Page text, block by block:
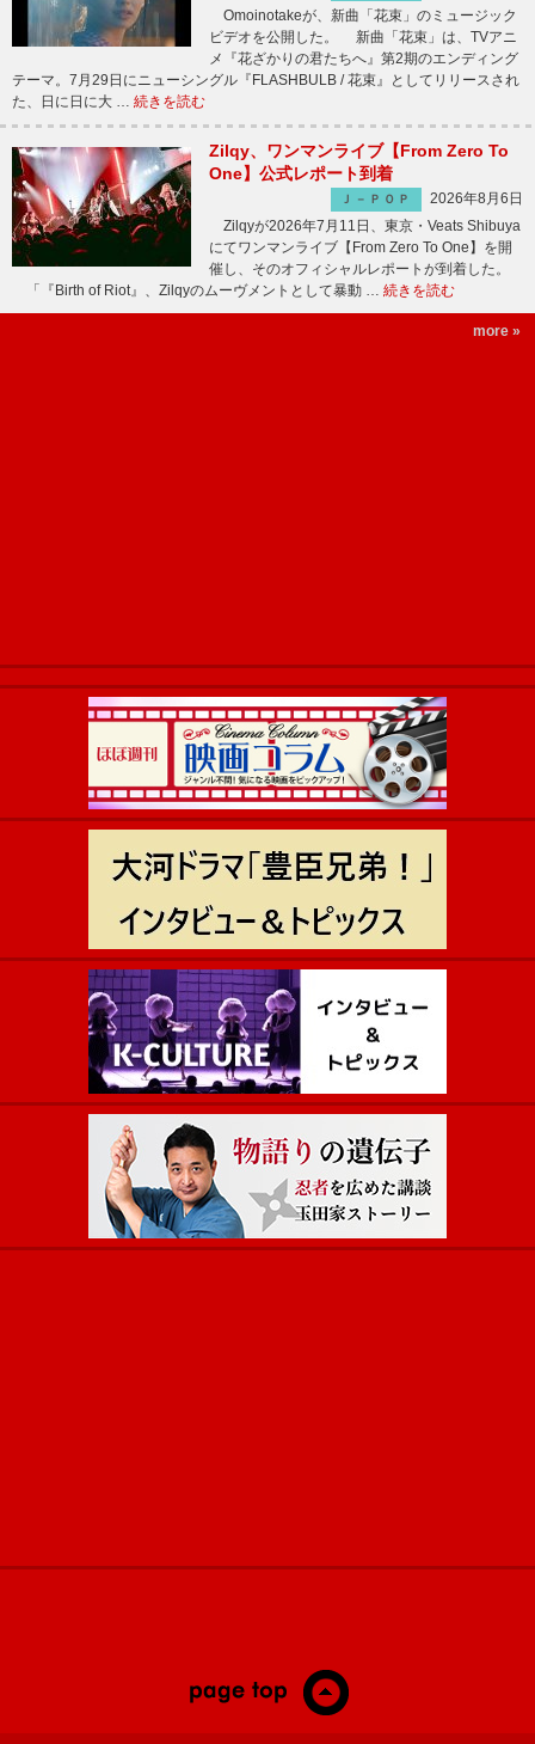
Omoinotakeが、新曲「花束」のミュージック
ビデオを公開した。 新曲「花束」は、TVアニ
メ『花ざかりの君たちへ』第2期のエンディング
テーマ。7月29日にニューシングル『FLASHBULB / 花束』としてリリースされ
た、日に日に大 … 続きを読む
Zilqy、ワンマンライブ【From Zero To
One】公式レポート到着
Ｊ－ＰＯＰ
2026年8月6日
Zilqyが2026年7月11日、東京・Veats Shibuya
にてワンマンライブ【From Zero To One】を開
催し、そのオフィシャルレポートが到着した。
「『Birth of Riot』、Zilqyのムーヴメントとして暴動 … 続きを読む
more »